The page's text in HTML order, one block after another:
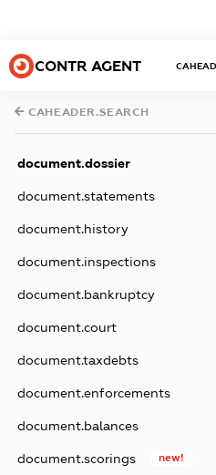
CONTR AGENT
CAHEADER.SEARCH
document.dossier
document.statements
document.history
document.inspections
document.bankruptcy
document.court
document.taxdebts
document.enforcements
document.balances
document.scorings new!